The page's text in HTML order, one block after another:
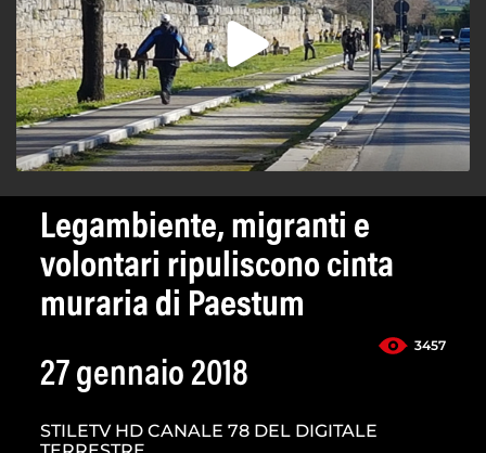
Legambiente, migranti e
volontari ripuliscono cinta
muraria di Paestum
3457
27 gennaio 2018
STILETV HD CANALE 78 DEL DIGITALE